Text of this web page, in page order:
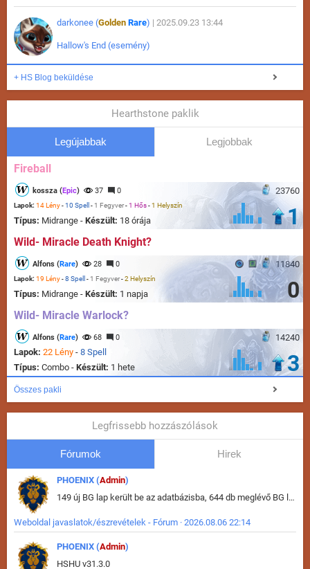
darkonee (Golden Rare) | 2025.09.23 13:44
Hallow's End (esemény)
+ HS Blog beküldése
Hearthstone paklik
Legújabbak Legjobbak
Fireball
23760
kossza (Epic) 37 0
Lapok: 14 Lény-10 Spell - 1 Fegyver-1 Hős-1 Helyszín
Típus: Midrange - Készült: 18 órája 1
Wild- Miracle Death Knight?
11840
Alfons (Rare) 28 0
Lapok: 19 Lény-8 Spell - 1 Fegyver-2 Helyszín
Típus: Midrange - Készült: 1 napja 0
Wild- Miracle Warlock?
14240
Alfons (Rare) 68 0
Lapok: 22 Lény - 8 Spell
Típus: Combo - Készült: 1 hete 3
Összes pakli
Legfrissebb hozzászólások
Fórumok Hirek
PHOENIX (Admin)
149 új BG lap került be az adatbázisba, 644 db meglévő BG lap módosult, bekerültek az új képek a megváltozott lapokhoz is.
Weboldal javaslatok/észrevételek - Fórum · 2026.08.06 22:14
PHOENIX (Admin)
HSHU v31.3.0